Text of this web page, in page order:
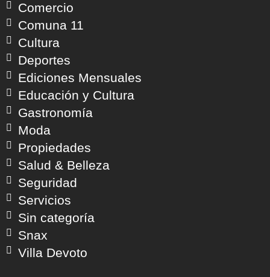
Comercio
Comuna 11
Cultura
Deportes
Ediciones Mensuales
Educación y Cultura
Gastronomía
Moda
Propiedades
Salud & Belleza
Seguridad
Servicios
Sin categoría
Snax
Villa Devoto